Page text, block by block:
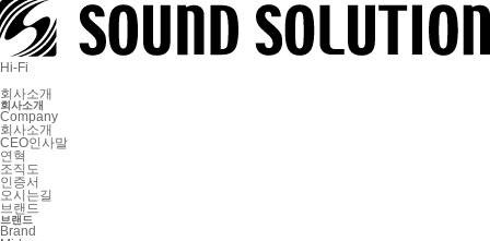
Hi-Fi
회사소개
회사소개
Company
회사소개
CEO인사말
연혁
조직도
인증서
오시는길
브랜드
브랜드
Brand